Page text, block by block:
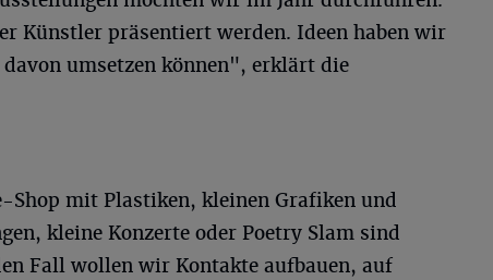
Künstler präsentiert werden. Ideen haben wir
umsetzen können", erklärt die
Shop mit Plastiken, kleinen Grafiken und
kleine Konzerte oder Poetry Slam sind
Fall wollen wir Kontakte aufbauen, auf